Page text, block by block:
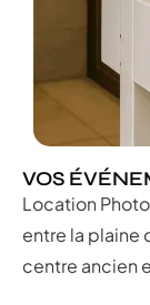
VOS
Location
entre la plaine
centre ancien